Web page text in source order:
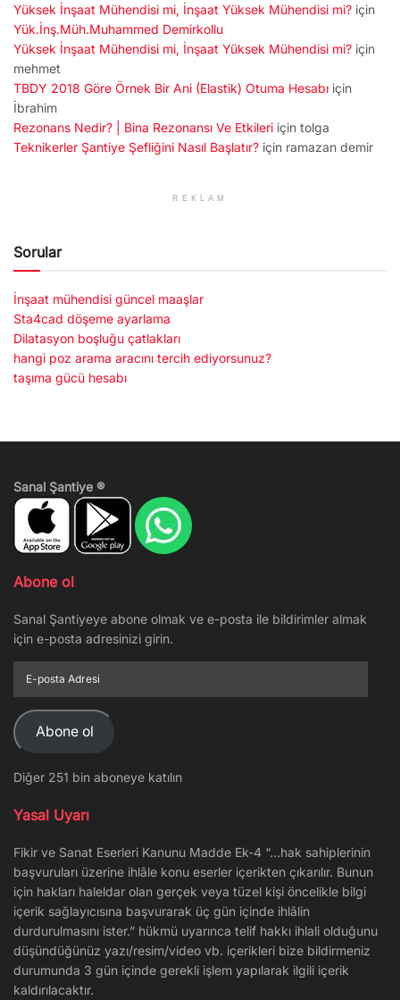
Yüksek İnşaat Mühendisi mi, İnşaat Yüksek Mühendisi mi? için
Yük.İnş.Müh.Muhammed Demirkollu
Yüksek İnşaat Mühendisi mi, İnşaat Yüksek Mühendisi mi? için
mehmet
TBDY 2018 Göre Örnek Bir Ani (Elastik) Otuma Hesabı için
İbrahim
Rezonans Nedir? | Bina Rezonansı Ve Etkileri için tolga
Teknikerler Şantiye Şefliğini Nasıl Başlatır? için ramazan demir
REKLAM
Sorular
İnşaat mühendisi güncel maaşlar
Sta4cad döşeme ayarlama
Dilatasyon boşluğu çatlakları
hangi poz arama aracını tercih ediyorsunuz?
taşıma gücü hesabı
Sanal Şantiye ®
Abone ol
Sanal Şantiyeye abone olmak ve e-posta ile bildirimler almak
için e-posta adresinizi girin.
posta
Adresi
Abone ol
Diğer 251 bin aboneye katılın
Yasal Uyarı
Fikir ve Sanat Eserleri Kanunu Madde Ek-4 “…hak sahiplerinin
başvuruları üzerine ihlâle konu eserler içerikten çıkarılır. Bunun
için hakları haleldar olan gerçek veya tüzel kişi öncelikle bilgi
içerik sağlayıcısına başvurarak üç gün içinde ihlâlin
durdurulmasını ister.” hükmü uyarınca telif hakkı ihlali olduğunu
düşündüğünüz yazı/resim/video vb. içerikleri bize bildirmeniz
durumunda 3 gün içinde gerekli işlem yapılarak ilgili içerik
kaldırılacaktır.